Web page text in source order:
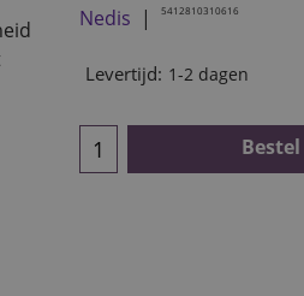
Nedis 5412810310616
Levertijd: 1-2 dagen
Bestel